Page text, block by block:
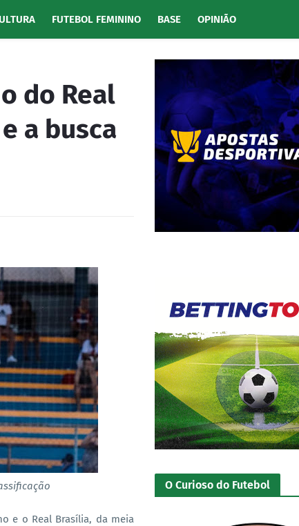
FUTEBOL FEMININO BASE OPINIÃO
do Real
a busca
e o Real Brasília, da meia
O Curioso do Futebol